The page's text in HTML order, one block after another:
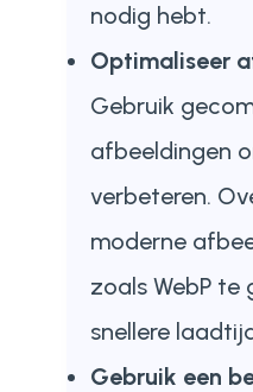
nodig hebt.
Optimaliseer
Gebruik
afbeeldingen
verbeteren.
moderne
zoals WebP te
snellere
Gebruik een